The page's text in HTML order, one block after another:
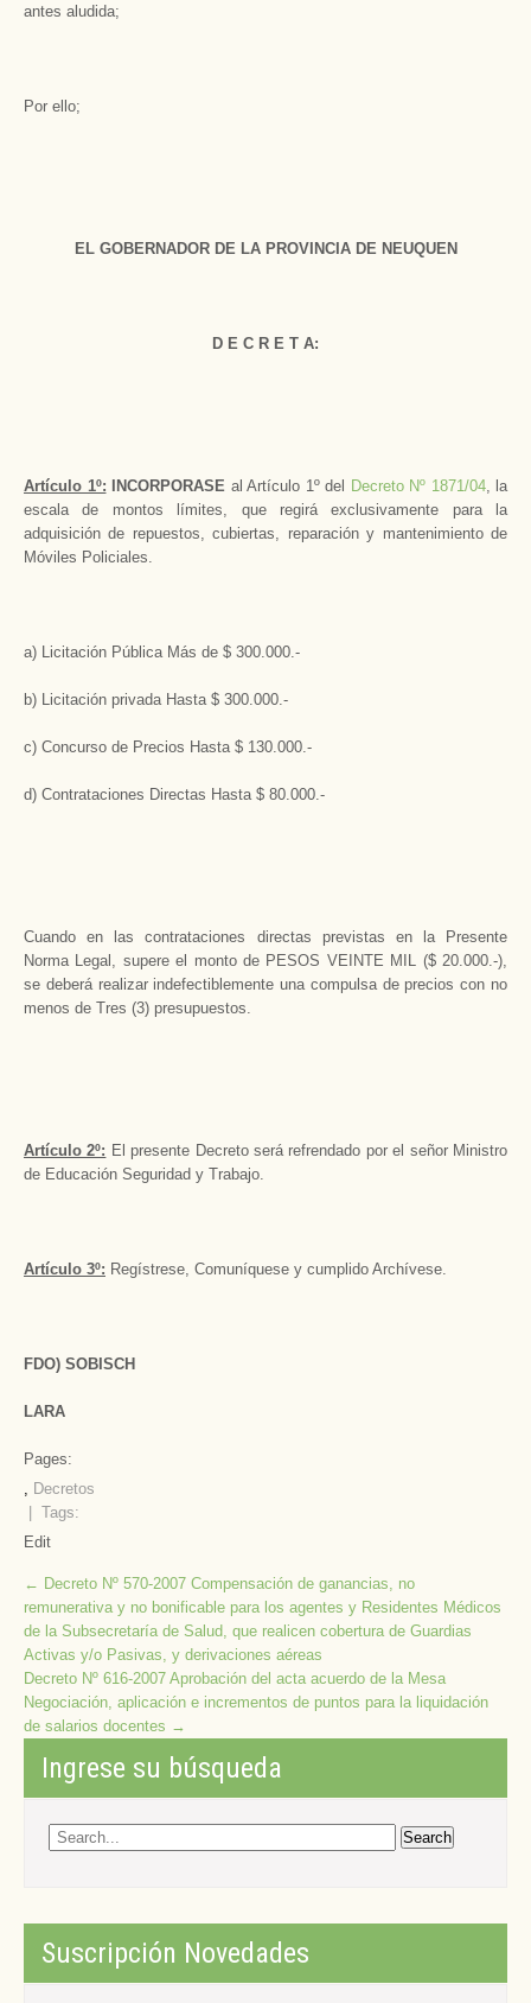
antes aludida;
Por ello;
EL GOBERNADOR DE LA PROVINCIA DE NEUQUEN
D E C R E T A:
Artículo 1º: INCORPORASE al Artículo 1º del Decreto Nº 1871/04, la
escala de montos límites, que regirá exclusivamente para la
adquisición de repuestos, cubiertas, reparación y mantenimiento de
Móviles Policiales.
a) Licitación Pública Más de $ 300.000.-
b) Licitación privada Hasta $ 300.000.-
c) Concurso de Precios Hasta $ 130.000.-
d) Contrataciones Directas Hasta $ 80.000.-
Cuando en las contrataciones directas previstas en la Presente
Norma Legal, supere el monto de PESOS VEINTE MIL ($ 20.000.-),
se deberá realizar indefectiblemente una compulsa de precios con no
menos de Tres (3) presupuestos.
Artículo 2º: El presente Decreto será refrendado por el señor Ministro
de Educación Seguridad y Trabajo.
Artículo 3º: Regístrese, Comuníquese y cumplido Archívese.
FDO) SOBISCH
LARA
Pages:
, Decretos
| Tags:
Edit
Post
navigation
← Decreto Nº 570-2007 Compensación de ganancias, no
remunerativa y no bonificable para los agentes y Residentes Médicos
de la Subsecretaría de Salud, que realicen cobertura de Guardias
Activas y/o Pasivas, y derivaciones aéreas
Decreto Nº 616-2007 Aprobación del acta acuerdo de la Mesa
Negociación, aplicación e incrementos de puntos para la liquidación
de salarios docentes →
Ingrese su búsqueda
Suscripción Novedades